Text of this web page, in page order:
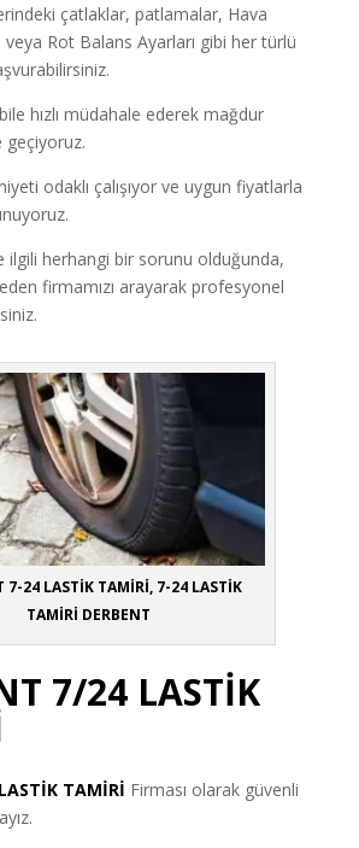
çatlaklar, patlamalar, Hava
veya Rot Balans Ayarları gibi her türlü
hızlı müdahale ederek mağdur
geçiyoruz.
odaklı çalışıyor ve uygun fiyatlarla
ilgili herhangi bir sorunu olduğunda,
firmamızı arayarak profesyonel
7-24 LASTİK TAMİRİ, 7-24 LASTİK
TAMİRİ DERBENT
7/24 LASTİK
TAMİRİ Firması olarak güvenli